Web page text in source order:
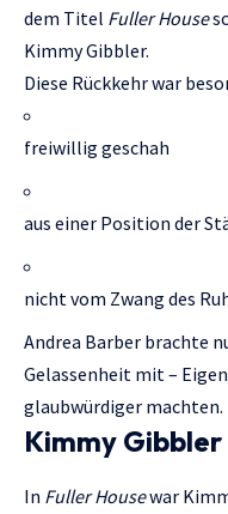
dem Titel Fuller House
Kimmy Gibbler.
Diese Rückkehr war
freiwillig geschah
aus einer Position der
nicht vom Zwang des
Andrea Barber brachte
Gelassenheit mit –
glaubwürdiger machten.
Kimmy
In Fuller Housewar